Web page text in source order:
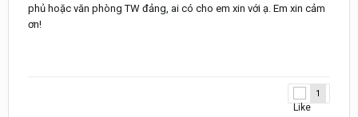
phủ hoặc văn phòng TW đảng, ai có cho em xin với ạ. Em xin cảm
ơn!
1